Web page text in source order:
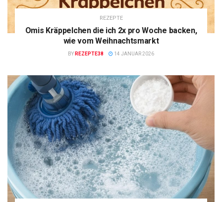
REZEPTE
Omis Kräppelchen die ich 2x pro Woche backen,
wie vom Weihnachtsmarkt
BY REZEPTE38 14 JANUAR 2026